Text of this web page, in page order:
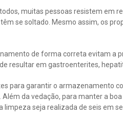
muitas pessoas resistem em
se soltado. Mesmo assim, os
de forma correta evitam a
resultar em gastroenterites,
para garantir o armazenamento
da vedação, para manter a
seja realizada de seis em